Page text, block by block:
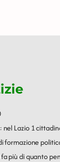
nel Lazio 1
formazione
più di quanto